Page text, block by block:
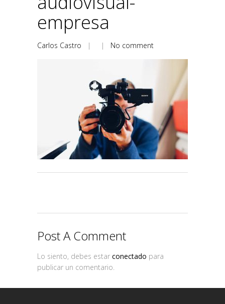
empresa
Carlos Castro | | No comment
Post A Comment
Lo siento, debes estar conectado para
publicar un comentario.